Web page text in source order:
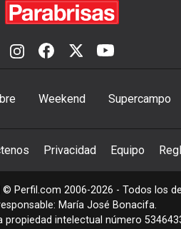
Weekend Supercampo
Privacidad Equipo
| © Perfil.com 2006-2026 - Todos los
María José Bonacifa.
propiedad intelectual número